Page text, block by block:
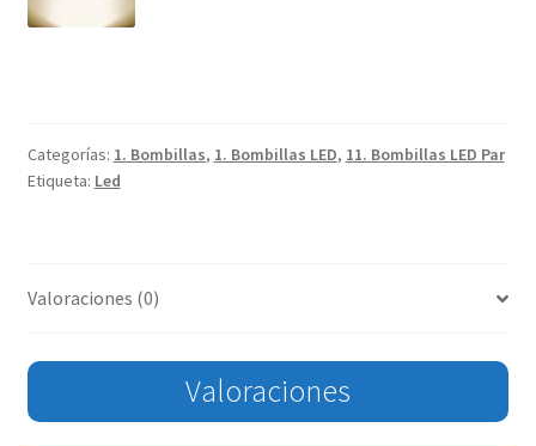
Categorías: 1. Bombillas, 1. Bombillas LED, 11. Bombillas LED Par
Etiqueta: Led
Valoraciones (0)
Valoraciones